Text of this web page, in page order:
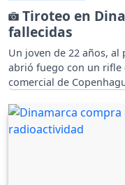
Tiroteo en
fallecidas
Un joven de 22 años,
abrió fuego con un
comercial de